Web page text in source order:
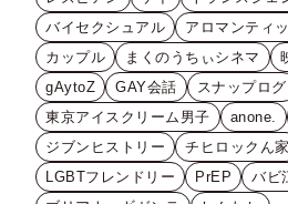
バイセクシュアル
アロマンティ
カップル
まくのうちぃシネマ
gAytoZ
GAY会話 スナップログ
東京アイスクリーム男子
anone.
ジブンヒストリー
チヒロックん家
LGBTフレンドリー
PrEP
バビ